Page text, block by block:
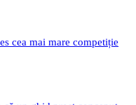
cea mai mare competiție